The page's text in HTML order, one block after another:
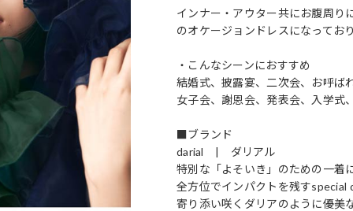
インナー・アウター共にお腹周り
のオケージョンドレスになってお
・こんなシーンにおすすめ
結婚式、披露宴、二次会、お呼ば
女子会、謝恩会、発表会、入学式
■ブランド
darial | ダリアル
特別な「よそいき」のための一着
全方位でインパクトを残すspecial
寄り添い咲くダリアのように優美